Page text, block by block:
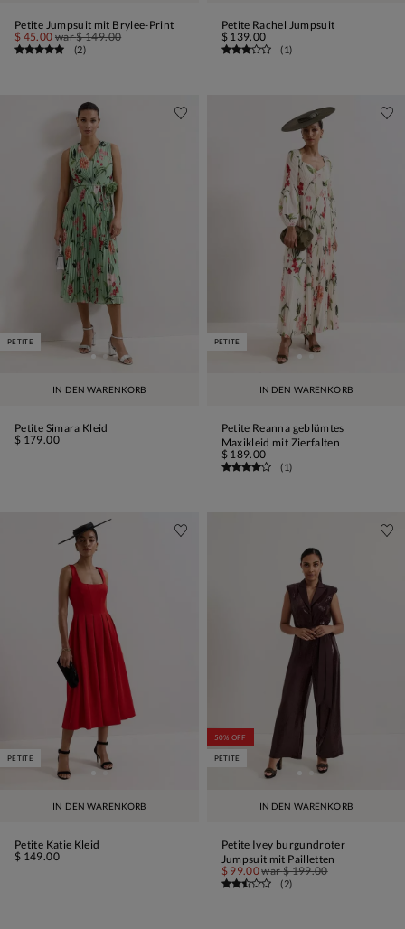
Petite Jumpsuit mit Brylee-Print
$ 45.00 war$ 149.00
(2)
Petite Rachel Jumpsuit
$ 139.00
(1)
IN DEN WARENKORB
PETITE
Petite Simara Kleid
$ 179.00
IN DEN WARENKORB
PETITE
Petite Reanna geblümtes
Maxikleid mit Zierfalten
$ 189.00
(1)
IN DEN WARENKORB
PETITE
Petite Katie Kleid
$ 149.00
IN DEN WARENKORB
50% OFF
PETITE
Petite Ivey burgundroter
Jumpsuit mit Pailletten
$ 99.00war$ 199.00
(2)